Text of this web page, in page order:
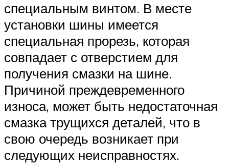
специальным винтом. В месте
установки шины имеется
специальная прорезь, которая
совпадает с отверстием для
получения смазки на шине.
Причиной преждевременного
износа, может быть недостаточная
смазка трущихся деталей, что в
свою очередь возникает при
следующих неисправностях.